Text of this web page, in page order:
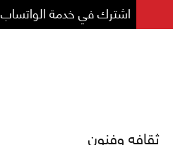
اشترك في خدمة الواتساب
ثقافه وفنون